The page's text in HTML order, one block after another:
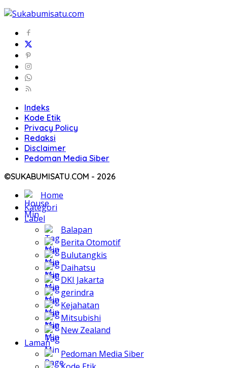
Indeks
Kode Etik
Privacy Policy
Redaksi
Disclaimer
Pedoman Media Siber
©SUKABUMISATU.COM - 2026
Home
Kategori
Label
Balapan
Berita Otomotif
Bulutangkis
Daihatsu
DKI Jakarta
gerindra
Kejahatan
Mitsubishi
New Zealand
Laman
Pedoman Media Siber